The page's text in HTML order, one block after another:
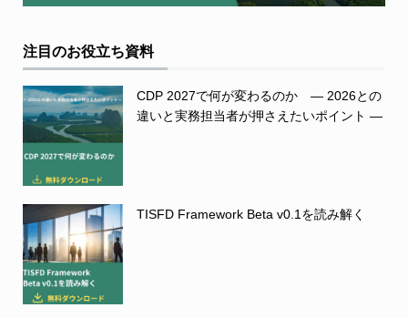
注目のお役立ち資料
CDP 2027で何が変わるのか ― 2026との
違いと実務担当者が押さえたいポイント ―
TISFD Framework Beta v0.1を読み解く